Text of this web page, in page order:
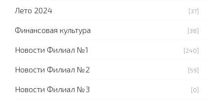
Лето 2024 [37]
Финансовая культура [38]
Новости Филиал №1 [240]
Новости Филиал №2 [59]
Новости Филиал №3 [0]